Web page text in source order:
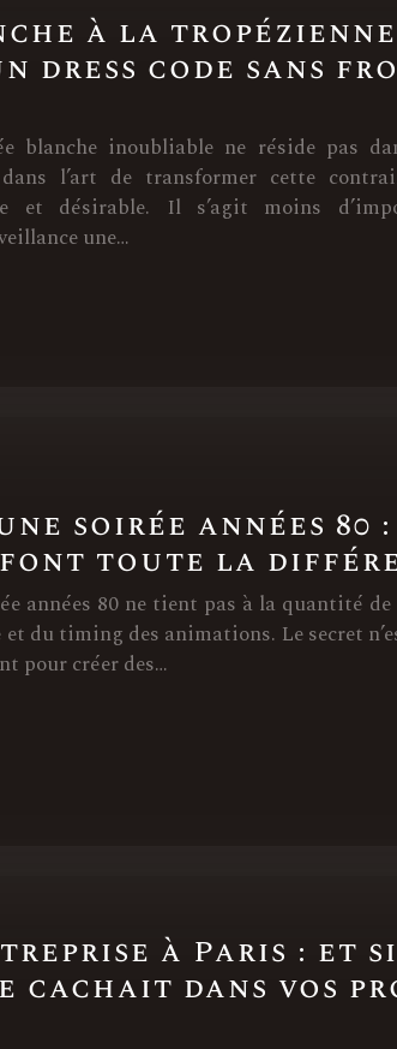
à la
dress code sans
blanche inoubliable ne réside pas
l’art de transformer cette
et désirable. Il s’agit moins
une…
soirée années
toute la
années 80 ne tient pas à la quantité
et du timing des animations. Le secret
pour créer des…
à Paris : et
cachait dans vos